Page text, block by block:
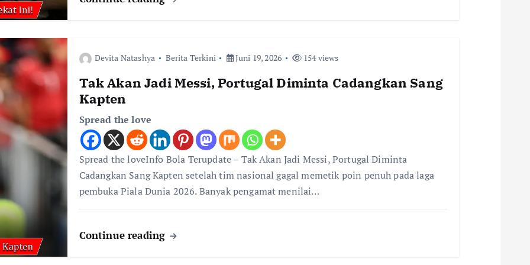
Devita Natashya Berita Terkini Juni 19, 2026 154 views
Tak Akan Jadi Messi, Portugal Diminta Cadangkan Sang
Kapten
Spread the love
Spread the loveInfo Bola Terupdate – Tak Akan Jadi Messi, Portugal Diminta
Cadangkan Sang Kapten setelah tim nasional gagal memetik poin penuh pada laga
pembuka Piala Dunia 2026. Banyak pengamat menilai…
Continue reading